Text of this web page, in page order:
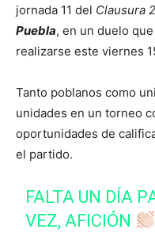
jornada 11 del Clausura
Puebla, en un duelo
realizarse este viernes
Tanto poblanos como
unidades en un torneo
oportunidades de
el partido.
FALTA UN DÍA
VEZ, AFICIÓN